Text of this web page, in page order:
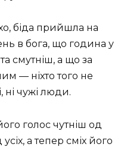
біда прийшла на
в бога, що година у
смутніш, а що за
— ніхто того не
ні чужі люди.
голос чутніш од
а тепер сміх його